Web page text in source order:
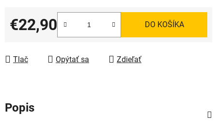
€22,90
Jednotková cena:
DO KOŠÍKA
Tlač Opýtať sa Zdieľať
Popis